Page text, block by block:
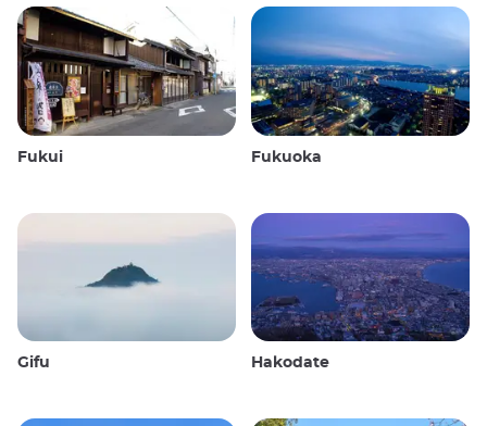
Fukui Fukuoka
Gifu Hakodate